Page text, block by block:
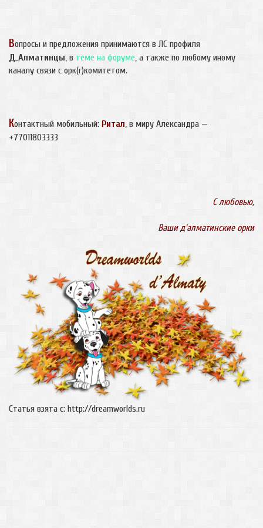
Вопросы и предложения принимаются в ЛС профиля
Д_Алматинцы, в теме на форуме, а также по любому иному
каналу связи с орк(г)комитетом.
Контактный мобильный: Ритал, в миру Александра —
+77011803333
С любовью,
Ваши д'алматинские орки
Статья взята с: http://dreamworlds.ru